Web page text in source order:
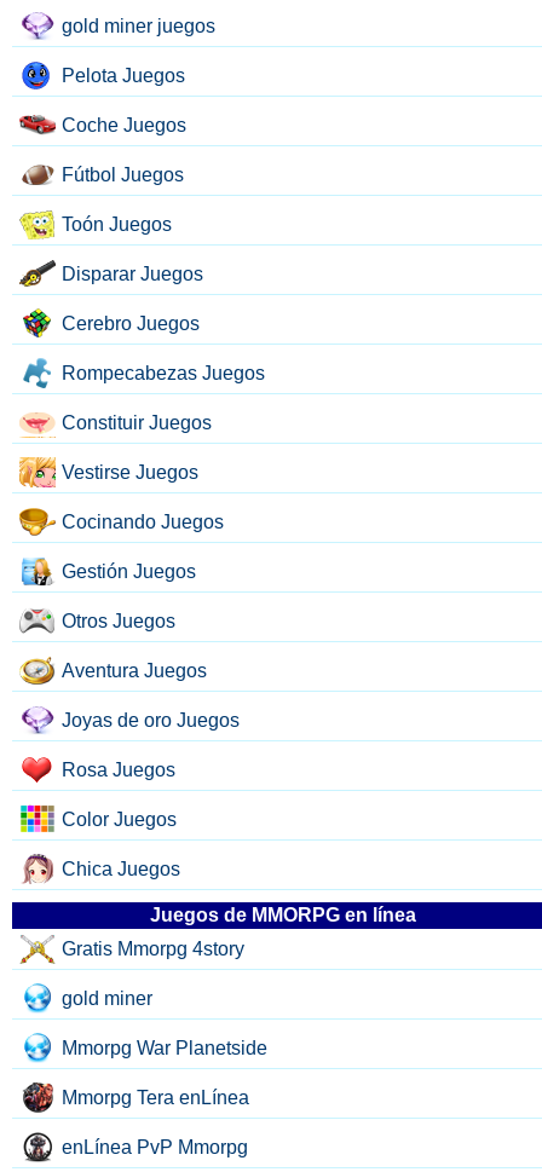
gold miner juegos
Pelota Juegos
Coche Juegos
Fútbol Juegos
Toón Juegos
Disparar Juegos
Cerebro Juegos
Rompecabezas Juegos
Constituir Juegos
Vestirse Juegos
Cocinando Juegos
Gestión Juegos
Otros Juegos
Aventura Juegos
Joyas de oro Juegos
Rosa Juegos
Color Juegos
Chica Juegos
Juegos de MMORPG en línea
Gratis Mmorpg 4story
gold miner
Mmorpg War Planetside
Mmorpg Tera enLínea
enLínea PvP Mmorpg